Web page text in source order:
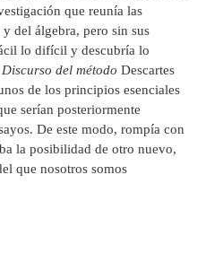
que reunía las
del álgebra, pero sin sus
lo difícil y descubría lo
Discurso del método Descartes
de los principios esenciales
serían posteriormente
De este modo, rompía con
la posibilidad de otro nuevo,
que nosotros somos